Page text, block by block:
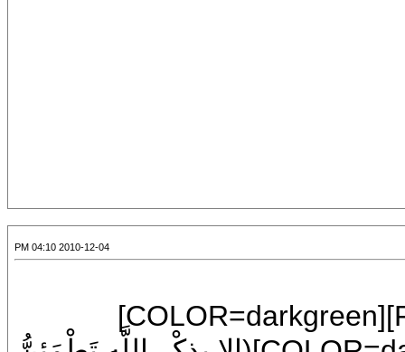
2010-12-04 04:10 PM
[CENTER][SIZE=7][FONT=Mudir MT][COLOR=darkgreen]